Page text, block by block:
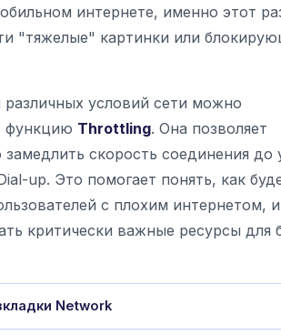
интернете, именно этот
"тяжелые" картинки или
различных условий сети можно
функцию Throttling. Она позволяет
замедлить скорость соединения до
up. Это помогает понять, как
с плохим интернетом, и
критически важные ресурсы для
Network